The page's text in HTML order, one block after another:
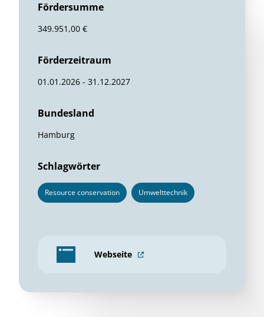
Fördersumme
349.951,00 €
Förderzeitraum
01.01.2026 - 31.12.2027
Bundesland
Hamburg
Schlagwörter
Resource conservation Umwelttechnik
Webseite